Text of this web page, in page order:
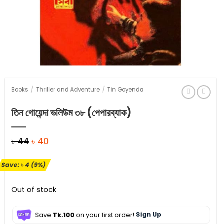
Books / Thriller and Adventure / Tin Goyenda
তিন গোয়েন্দা ভলিউম ৩৮ (পেপারব্যাক)
৳44 Original
was:
৳ 40Current
is:
Save:৳4(9%)
Out of stock
Save Tk.100on your first order! Sign Up